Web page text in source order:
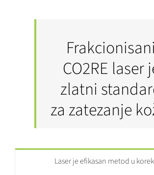
Frakcionisani
CO2RE laser
zlatni
za zatezanje
Laser je efikasan metod u